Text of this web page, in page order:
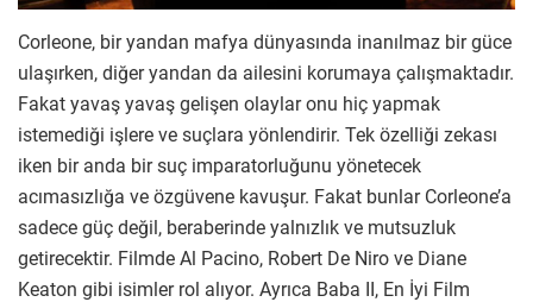
Corleone, bir yandan mafya dünyasında inanılmaz bir güce
ulaşırken, diğer yandan da ailesini korumaya çalışmaktadır.
Fakat yavaş yavaş gelişen olaylar onu hiç yapmak
istemediği işlere ve suçlara yönlendirir. Tek özelliği zekası
iken bir anda bir suç imparatorluğunu yönetecek
acımasızlığa ve özgüvene kavuşur. Fakat bunlar Corleone’a
sadece güç değil, beraberinde yalnızlık ve mutsuzluk
getirecektir. Filmde Al Pacino, Robert De Niro ve Diane
Keaton gibi isimler rol alıyor. Ayrıca Baba II, En İyi Film